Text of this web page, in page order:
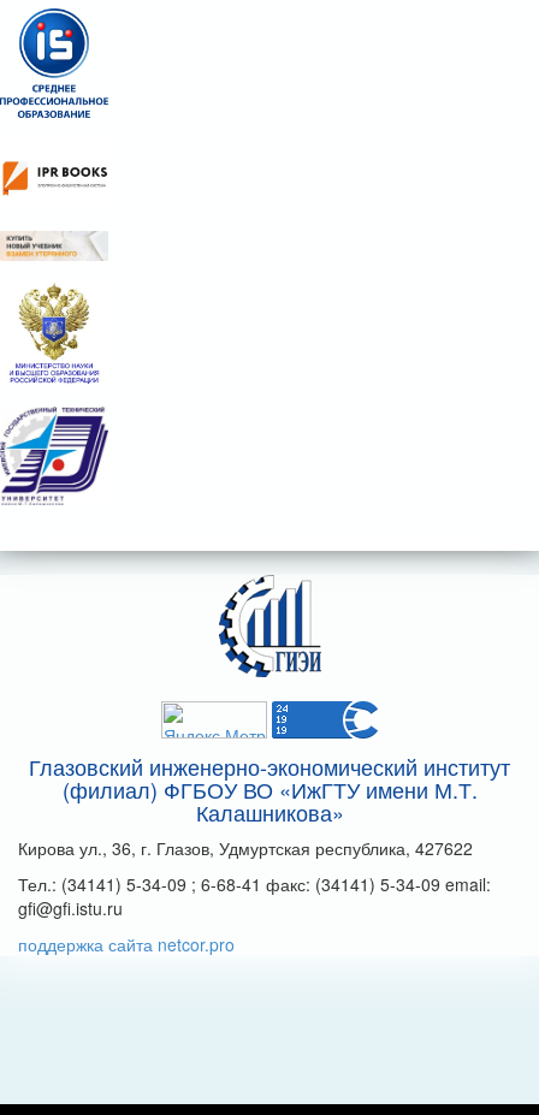
Глазовский инженерно-экономический институт
(филиал) ФГБОУ ВО «ИжГТУ имени М.Т.
Калашникова»
Кирова ул., 36, г. Глазов, Удмуртская республика, 427622
Тел.: (34141) 5-34-09 ; 6-68-41 факс: (34141) 5-34-09 email:
gfi@gfi.istu.ru
поддержка сайта netcor.pro